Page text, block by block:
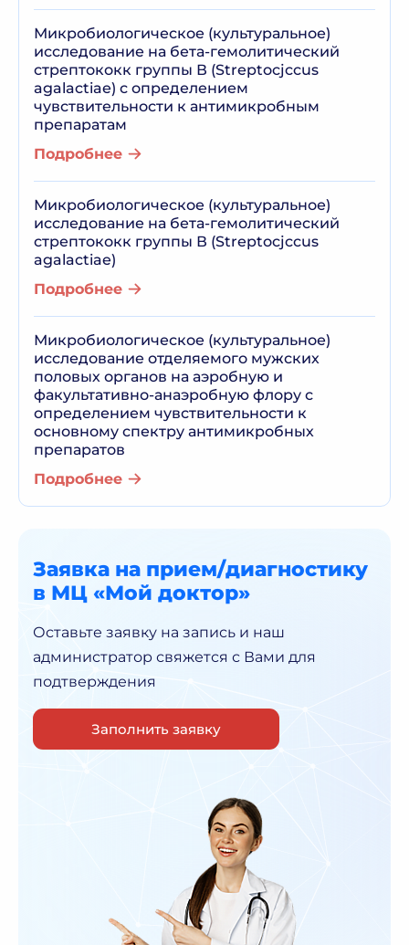
Микробиологическое (культуральное)
исследование на бета-гемолитический
стрептококк группы В (Streptocjccus
agalactiae) с определением
чувствительности к антимикробным
препаратам
Подробнее
Микробиологическое (культуральное)
исследование на бета-гемолитический
стрептококк группы В (Streptocjccus
agalactiae)
Подробнее
Микробиологическое (культуральное)
исследование отделяемого мужских
половых органов на аэробную и
факультативно-анаэробную флору с
определением чувствительности к
основному спектру антимикробных
препаратов
Подробнее
Заявка на прием/диагностику
в МЦ «Мой доктор»
Оставьте заявку на запись и наш
администратор свяжется с Вами для
подтверждения
Заполнить заявку